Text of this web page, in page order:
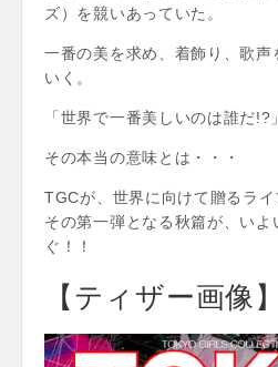
ズ）を競いあっていた。
一番の美を求め、着飾り、歌声
いく。
「世界で一番美しいのは誰だ!?」
その本当の意味とは・・・
TGCが、世界に向けて贈るライ
その第一弾となる秋篇が、い
ぐ！！
【ティザー画像】